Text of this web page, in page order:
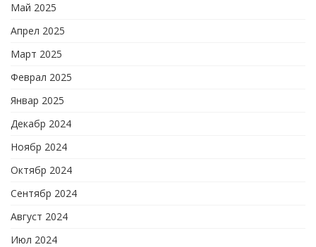
Май 2025
Апрел 2025
Март 2025
Феврал 2025
Январ 2025
Декабр 2024
Ноябр 2024
Октябр 2024
Сентябр 2024
Август 2024
Июл 2024